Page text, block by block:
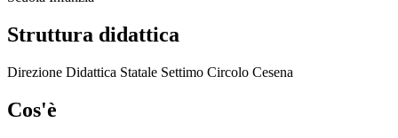
Struttura didattica
Direzione Didattica Statale Settimo Circolo Cesena
Cos'è